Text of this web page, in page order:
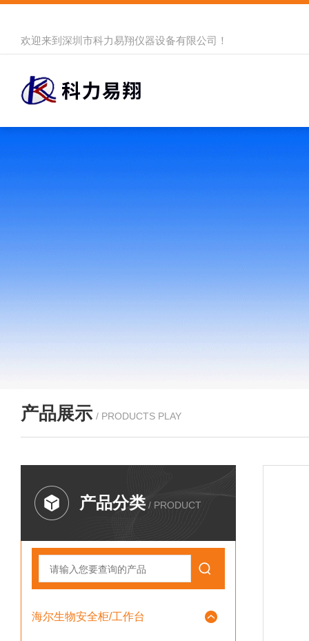
欢迎来到 深圳市科力易翔仪器设备有限公司 ！
产品展示 / PRODUCTS PLAY
产品分类 / PRODUCT
海尔生物安全柜/工作台